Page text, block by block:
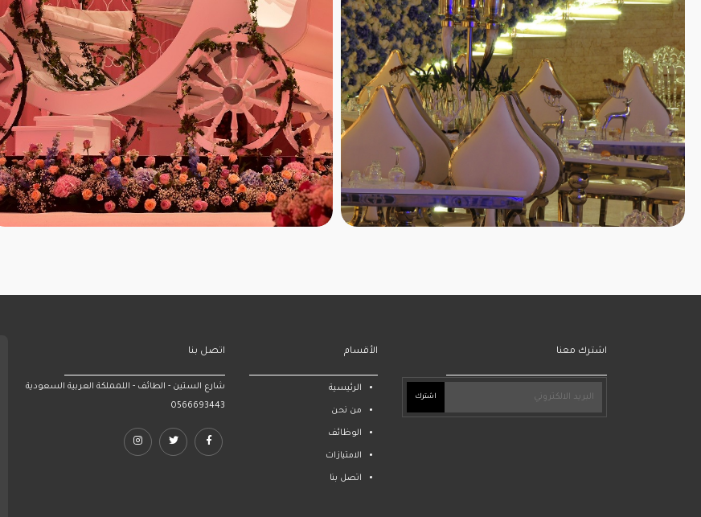
اشترك معنا
اشترك
الأقسام
الرئيسية
من نحن
الوظائف
الامتيازات
اتصل بنا
اتصل بنا
شارع الستين - الطائف - اللمملكة العربية السعودية
0566693443